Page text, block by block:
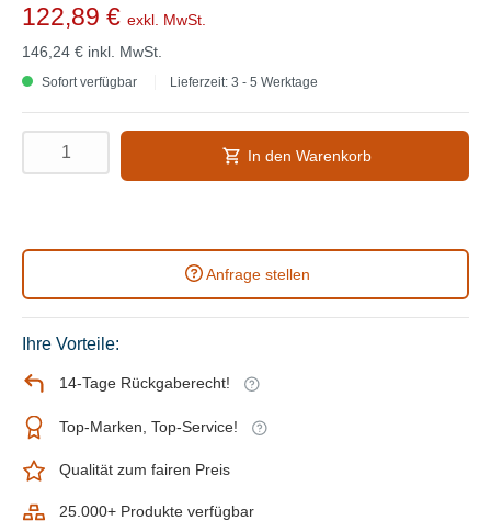
122,89 € exkl. MwSt.
146,24 € inkl. MwSt.
Sofort verfügbar Lieferzeit: 3 - 5 Werktage
In den Warenkorb
Anfrage stellen
Ihre Vorteile:
14-Tage Rückgaberecht!
Top-Marken, Top-Service!
Qualität zum fairen Preis
25.000+ Produkte verfügbar